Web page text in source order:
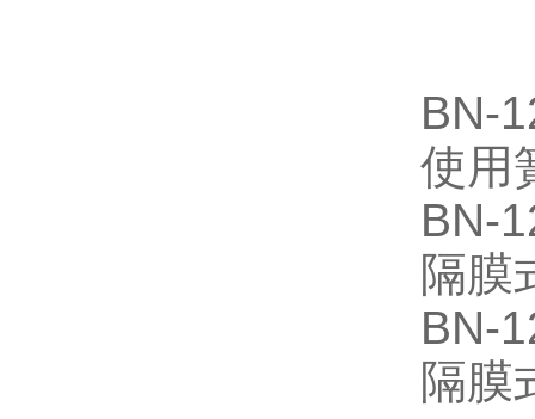
BN-
使用
BN-
隔膜
BN-
隔膜